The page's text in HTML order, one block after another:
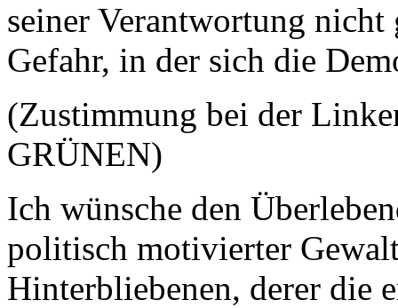
seiner Verantwortung
Gefahr, in der sich die
(Zustimmung bei der
GRÜNEN)
Ich wünsche den
politisch motivierter
Hinterbliebenen, derer die